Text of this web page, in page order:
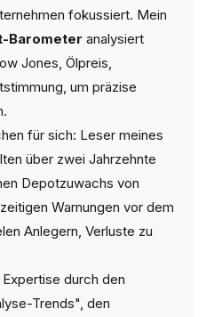
fokussiert. Mein
Barometer analysiert
Jones, Ölpreis,
um präzise
für sich: Leser meines
über zwei Jahrzehnte
Depotzuwachs von
Warnungen vor dem
Anlegern, Verluste zu
durch den
Trends", den